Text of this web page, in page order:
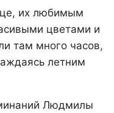
их любимым
цветами и
там много часов,
летним
Людмилы